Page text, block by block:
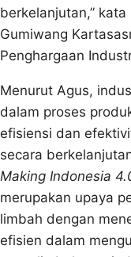
berkelanjutan,”
Gumiwang
Penghargaan
Menurut Agus,
dalam proses
efisiensi dan
secara
Making Indonesia
merupakan upaya
limbah dengan
efisien dalam